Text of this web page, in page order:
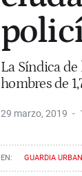
La Síndica
hombres de
29 marzo, 2019
GUARDIA